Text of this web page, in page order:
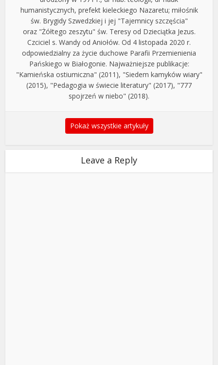
humanistycznych, prefekt kieleckiego Nazaretu; miłośnik
św. Brygidy Szwedzkiej i jej "Tajemnicy szczęścia"
oraz "Żółtego zeszytu" św. Teresy od Dzieciątka Jezus.
Czciciel s. Wandy od Aniołów. Od 4 listopada 2020 r.
odpowiedzialny za życie duchowe Parafii Przemienienia
Pańskiego w Białogonie. Najważniejsze publikacje:
"Kamieńska ostiumiczna" (2011), "Siedem kamyków wiary"
(2015), "Pedagogia w świecie literatury" (2017), "777
spojrzeń w niebo" (2018).
Pokaż wszystkie artykuły
Leave a Reply